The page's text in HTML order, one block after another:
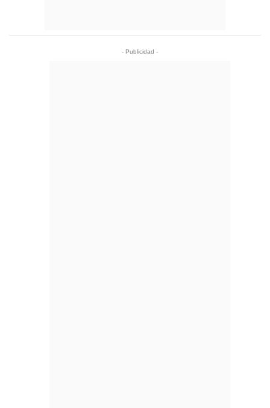
- Publicidad -